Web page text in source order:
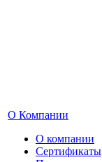
О Компании
О компании
Сертификаты